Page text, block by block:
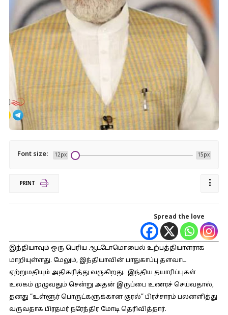
Font size: 12px 15px
PRINT
Spread the love
இந்தியாவும் ஒரு பெரிய ஆட்டோமொபைல் உற்பத்தியாளராக
மாறியுள்ளது. மேலும், இந்தியாவின் பாதுகாப்பு தளவாட
ஏற்றுமதியும் அதிகரித்து வருகிறது. இந்திய தயாரிப்புகள்
உலகம் முழுவதும் சென்று அதன் இருப்பை உணரச் செய்வதால்,
தனது “உள்ளூர் பொருட்களுக்கான குரல்” பிரச்சாரம் பலனளித்து
வருவதாக பிரதமர் நரேந்திர மோடி தெரிவித்தார்.